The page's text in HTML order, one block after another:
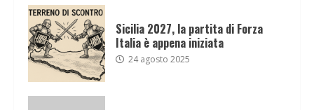
Sicilia 2027, la partita di Forza
Italia è appena iniziata
24 agosto 2025